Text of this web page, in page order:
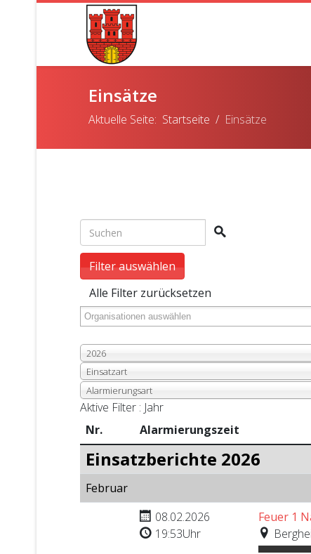
Einsätze
Aktuelle Seite: Startseite Einsätze
Filter auswählen
Alle Filter zurücksetzen
2026
Einsatzart
Alarmierungsart
Aktive Filter : Jahr
Nr.
Alarmierungszeit
Einsatzberichte 2026
Februar
08.02.2026
19:53Uhr
Feuer 1